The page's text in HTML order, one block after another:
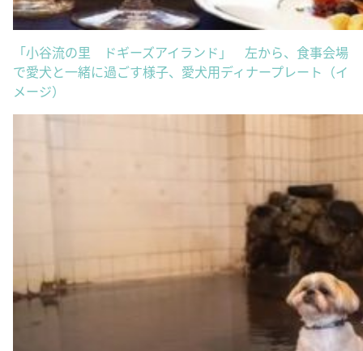
「小谷流の里 ドギーズアイランド」 左から、食事会場
で愛犬と一緒に過ごす様子、愛犬用ディナープレート（イ
メージ）